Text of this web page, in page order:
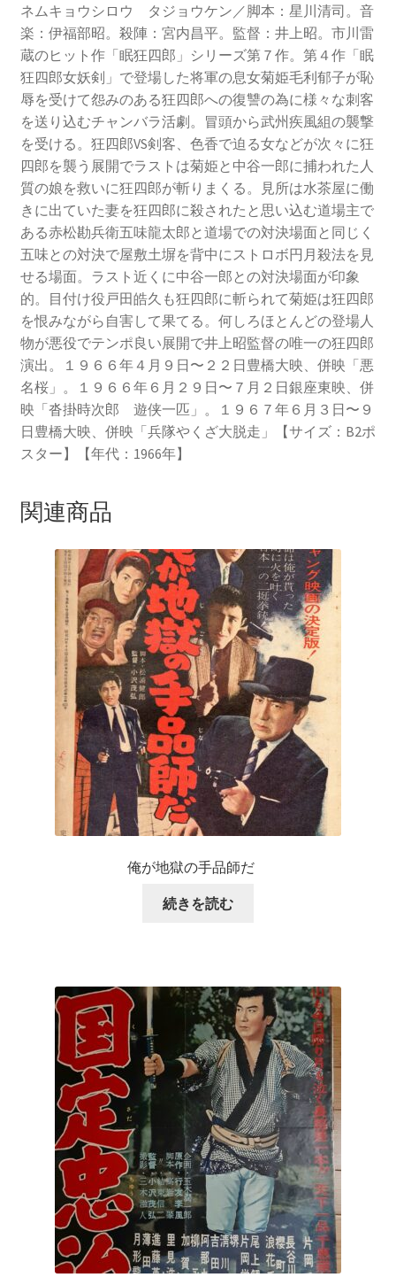
ネムキョウシロウ タジョウケン／脚本：星川清司。音
楽：伊福部昭。殺陣：宮内昌平。監督：井上昭。市川雷
蔵のヒット作「眠狂四郎」シリーズ第７作。第４作「眠
狂四郎女妖剣」で登場した将軍の息女菊姫毛利郁子が恥
辱を受けて怨みのある狂四郎への復讐の為に様々な刺客
を送り込むチャンバラ活劇。冒頭から武州疾風組の襲撃
を受ける。狂四郎VS剣客、色香で迫る女などが次々に狂
四郎を襲う展開でラストは菊姫と中谷一郎に捕われた人
質の娘を救いに狂四郎が斬りまくる。見所は水茶屋に働
きに出ていた妻を狂四郎に殺されたと思い込む道場主で
ある赤松勘兵衛五味龍太郎と道場での対決場面と同じく
五味との対決で屋敷土塀を背中にストロボ円月殺法を見
せる場面。ラスト近くに中谷一郎との対決場面が印象
的。目付け役戸田皓久も狂四郎に斬られて菊姫は狂四郎
を恨みながら自害して果てる。何しろほとんどの登場人
物が悪役でテンポ良い展開で井上昭監督の唯一の狂四郎
演出。１９６６年４月９日〜２２日豊橋大映、併映「悪
名桜」。１９６６年６月２９日〜７月２日銀座東映、併
映「沓掛時次郎 遊侠一匹」。１９６７年６月３日〜９
日豊橋大映、併映「兵隊やくざ大脱走」【サイズ：B2ポ
スター】【年代：1966年】
関連商品
俺が地獄の手品師だ
続きを読む